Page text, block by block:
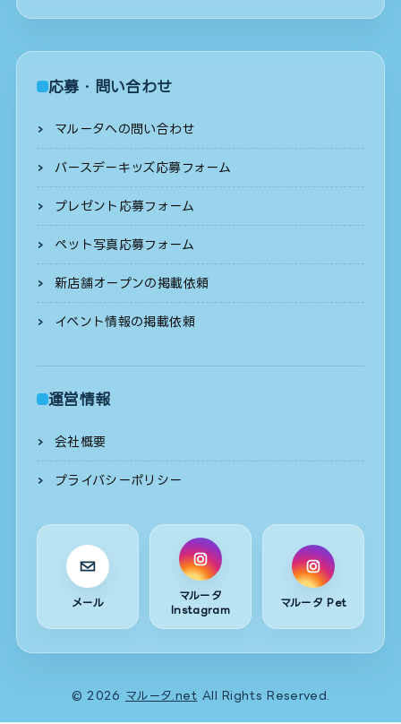
応募・問い合わせ
マルータへの問い合わせ
バースデーキッズ応募フォーム
プレゼント応募フォーム
ペット写真応募フォーム
新店舗オープンの掲載依頼
イベント情報の掲載依頼
運営情報
会社概要
プライバシーポリシー
メール
マルータ
Instagram
マルータ Pet
© 2026 マルータ.net All Rights Reserved.